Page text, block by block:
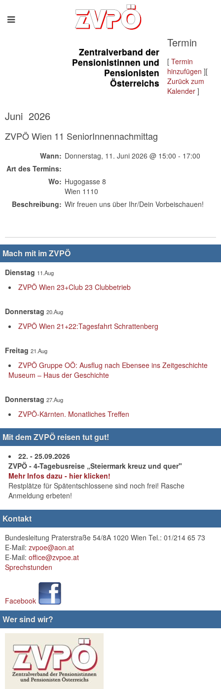
Zentralverband der
Pensionistinnen und
Pensionisten
Österreichs
Termin
[ Termin
hinzufügen ][
Zurück zum
Kalender ]
Juni 2026
ZVPÖ Wien 11 SeniorInnennachmittag
Wann: Donnerstag, 11. Juni 2026 @ 15:00 - 17:00
Art des Termins:
Wo: Hugogasse 8
Wien 1110
Beschreibung: Wir freuen uns über Ihr/Dein Vorbeischauen!
Mach mit im ZVPÖ
Dienstag 11.Aug
ZVPÖ Wien 23+Club 23 Clubbetrieb
Donnerstag 20.Aug
ZVPÖ Wien 21+22:Tagesfahrt Schrattenberg
Freitag 21.Aug
ZVPÖ Gruppe OÖ: Ausflug nach Ebensee ins Zeitgeschichte
Museum – Haus der Geschichte
Donnerstag 27.Aug
ZVPÖ-Kärnten. Monatliches Treffen
Mit dem ZVPÖ reisen tut gut!
22. - 25.09.2026
ZVPÖ - 4-Tagebusreise „Steiermark kreuz und quer"
Mehr Infos dazu - hier klicken!
Restplätze für Spätentschlossene sind noch frei! Rasche
Anmeldung erbeten!
Kontakt
Bundesleitung Praterstraße 54/8A 1020 Wien Tel.: 01/214 65 73
E-Mail: zvpoe@aon.at
E-Mail: office@zvpoe.at
Sprechstunden
Facebook
Wer sind wir?